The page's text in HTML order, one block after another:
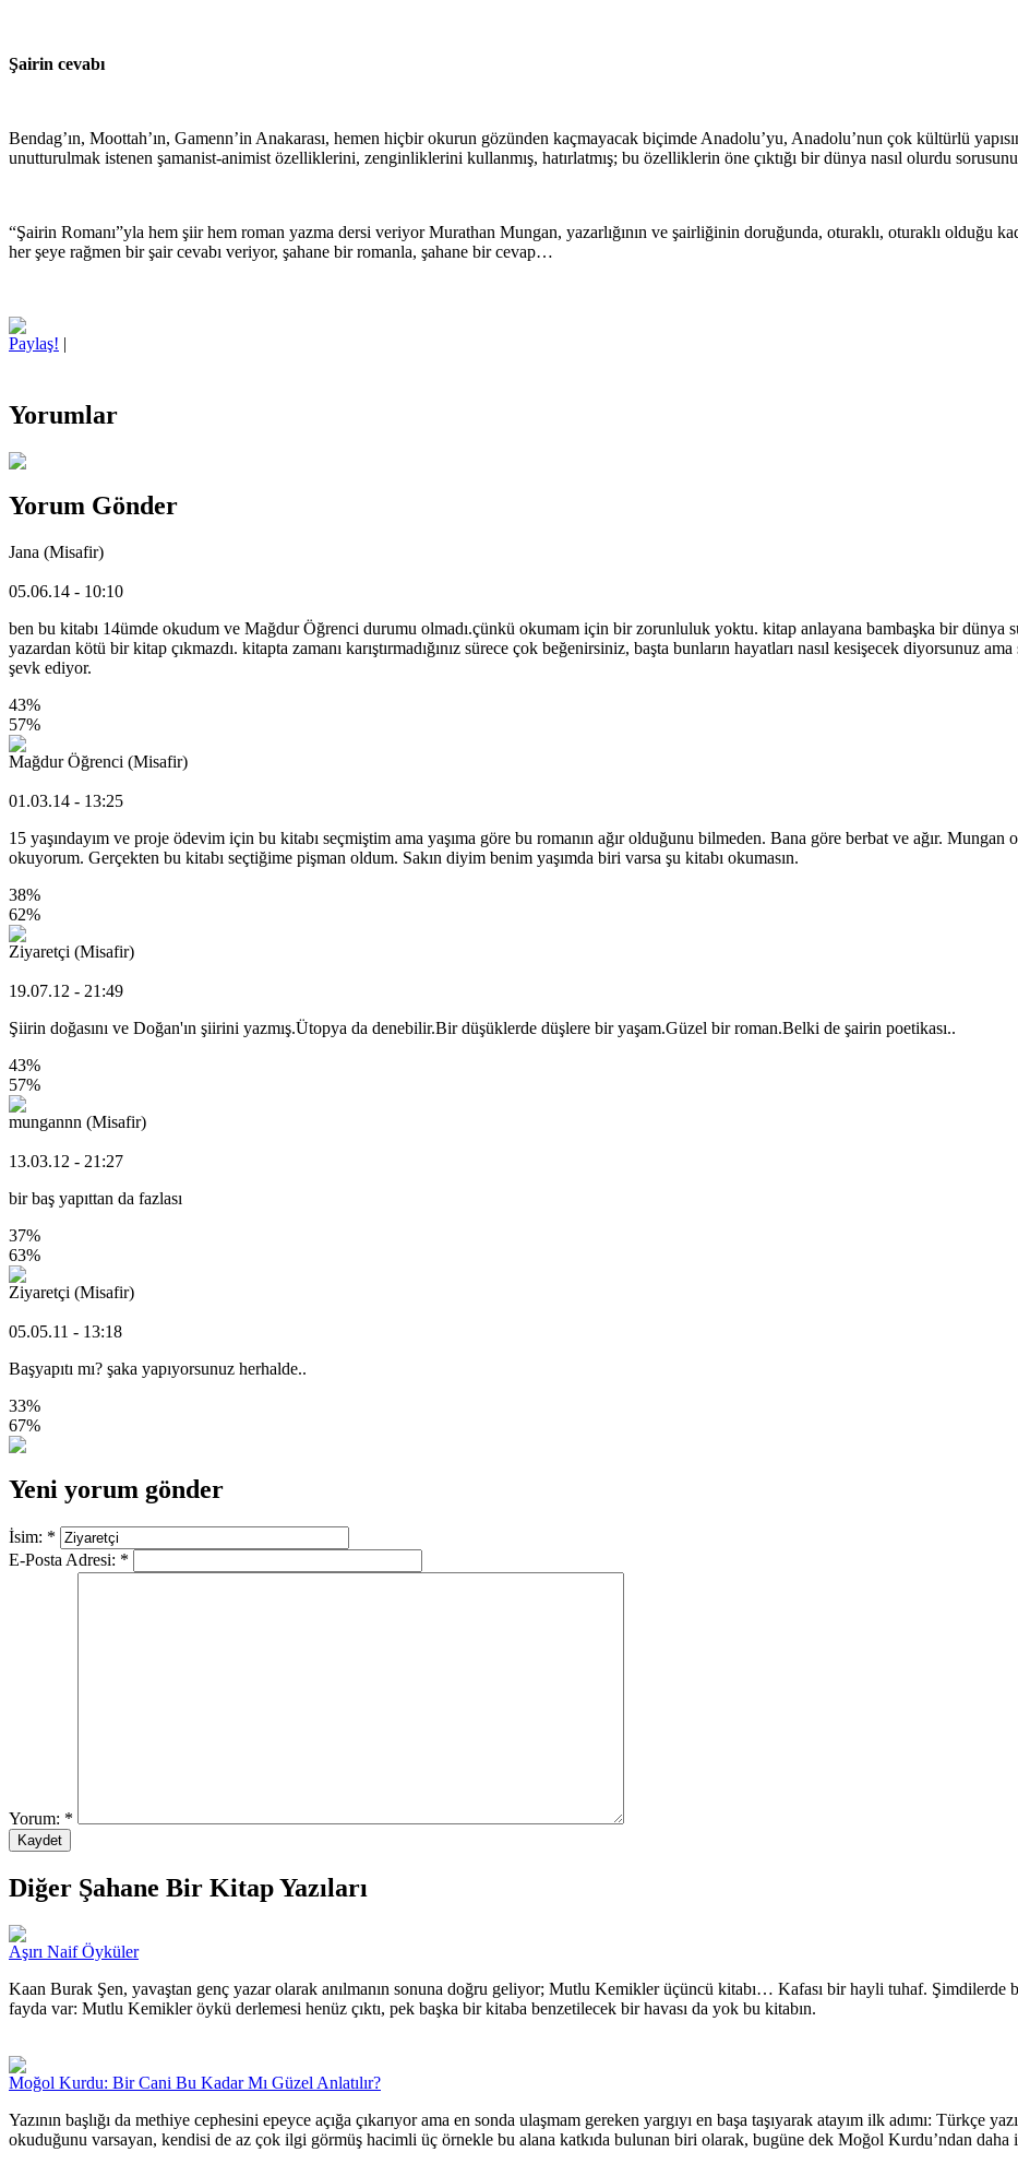
Şairin cevabı
Bendag’ın, Moottah’ın, Gamenn’in Anakarası, hemen hiçbir okurun gözünden kaçmayacak biçimde Anadolu’yu, Anadolu’nun çok kültürlü
unutturulmak istenen şamanist-animist özelliklerini, zenginliklerini kullanmış, hatırlatmış; bu özelliklerin öne çıktığı bir dünya nasıl olurdu
“Şairin Romanı”yla hem şiir hem roman yazma dersi veriyor Murathan Mungan, yazarlığının ve şairliğinin doruğunda, oturaklı, oturaklı olduğu
her şeye rağmen bir şair cevabı veriyor, şahane bir romanla, şahane bir cevap…
Paylaş! |
Yorumlar
Yorum Gönder
Jana (Misafir)
05.06.14 - 10:10
ben bu kitabı 14ümde okudum ve Mağdur Öğrenci durumu olmadı.çünkü okumam için bir zorunluluk yoktu. kitap anlayana bambaşka bir
yazardan kötü bir kitap çıkmazdı. kitapta zamanı karıştırmadığınız sürece çok beğenirsiniz, başta bunların hayatları nasıl kesişecek diyorsunuz ama
şevk ediyor.
43%
57%
Mağdur Öğrenci (Misafir)
01.03.14 - 13:25
15 yaşındayım ve proje ödevim için bu kitabı seçmiştim ama yaşıma göre bu romanın ağır olduğunu bilmeden. Bana göre berbat ve ağır. Mungan
okuyorum. Gerçekten bu kitabı seçtiğime pişman oldum. Sakın diyim benim yaşımda biri varsa şu kitabı okumasın.
38%
62%
Ziyaretçi (Misafir)
19.07.12 - 21:49
Şiirin doğasını ve Doğan'ın şiirini yazmış.Ütopya da denebilir.Bir düşüklerde düşlere bir yaşam.Güzel bir roman.Belki de şairin poetikası..
43%
57%
mungannn (Misafir)
13.03.12 - 21:27
bir baş yapıttan da fazlası
37%
63%
Ziyaretçi (Misafir)
05.05.11 - 13:18
Başyapıtı mı? şaka yapıyorsunuz herhalde..
33%
67%
Yeni yorum gönder
İsim: *
E-Posta Adresi: *
Yorum: *
Diğer Şahane Bir Kitap Yazıları
Aşırı Naif Öyküler
Kaan Burak Şen, yavaştan genç yazar olarak anılmanın sonuna doğru geliyor; Mutlu Kemikler üçüncü kitabı… Kafası bir hayli tuhaf. Şimdilerde
fayda var: Mutlu Kemikler öykü derlemesi henüz çıktı, pek başka bir kitaba benzetilecek bir havası da yok bu kitabın.
Moğol Kurdu: Bir Cani Bu Kadar Mı Güzel Anlatılır?
Yazının başlığı da methiye cephesini epeyce açığa çıkarıyor ama en sonda ulaşmam gereken yargıyı en başa taşıyarak atayım ilk adımı: Türkçe
okuduğunu varsayan, kendisi de az çok ilgi görmüş hacimli üç örnekle bu alana katkıda bulunan biri olarak, bugüne dek Moğol Kurdu’ndan daha